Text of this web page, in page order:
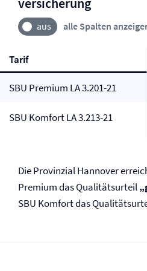
alle Spalten
Tarif
SBU Premium LA 3.201-21
SBU Komfort LA 3.213-21
Die Provinzial Hannover
Premium das Qualitätsurteil
SBU Komfort das